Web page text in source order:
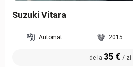
Suzuki Vitara
Automat 2015
de la 35 € / zi